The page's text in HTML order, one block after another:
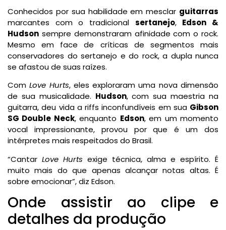
Conhecidos por sua habilidade em mesclar guitarras
marcantes com o tradicional sertanejo, Edson &
Hudson sempre demonstraram afinidade com o rock.
Mesmo em face de críticas de segmentos mais
conservadores do sertanejo e do rock, a dupla nunca
se afastou de suas raízes.
ComLove Hurts, eles exploraram uma nova dimensão
de sua musicalidade. Hudson, com sua maestria na
guitarra, deu vida a riffs inconfundíveis em sua Gibson
SG Double Neck, enquanto Edson, em um momento
vocal impressionante, provou por que é um dos
intérpretes mais respeitados do Brasil.
“Cantar Love Hurts exige técnica, alma e espírito. É
muito mais do que apenas alcançar notas altas. É
sobre emocionar”, diz Edson.
Onde assistir ao clipe e
detalhes da produção